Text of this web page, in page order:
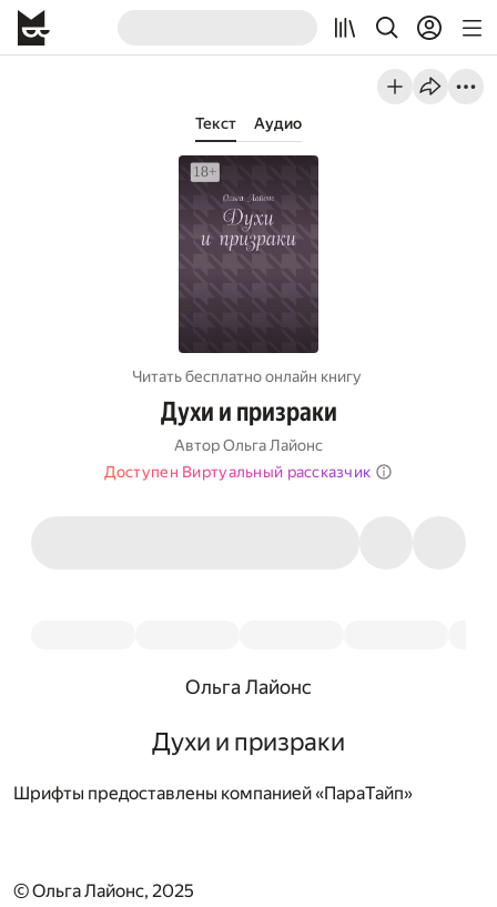
Текст Аудио
Читать бесплатно онлайн книгу
Духи и призраки
АвторОльга Лайонс
Доступен Виртуальный рассказчик
Ольга Лайонс
Духи и призраки
Шрифты предоставлены компанией «ПараТайп»
© Ольга Лайонс, 2025